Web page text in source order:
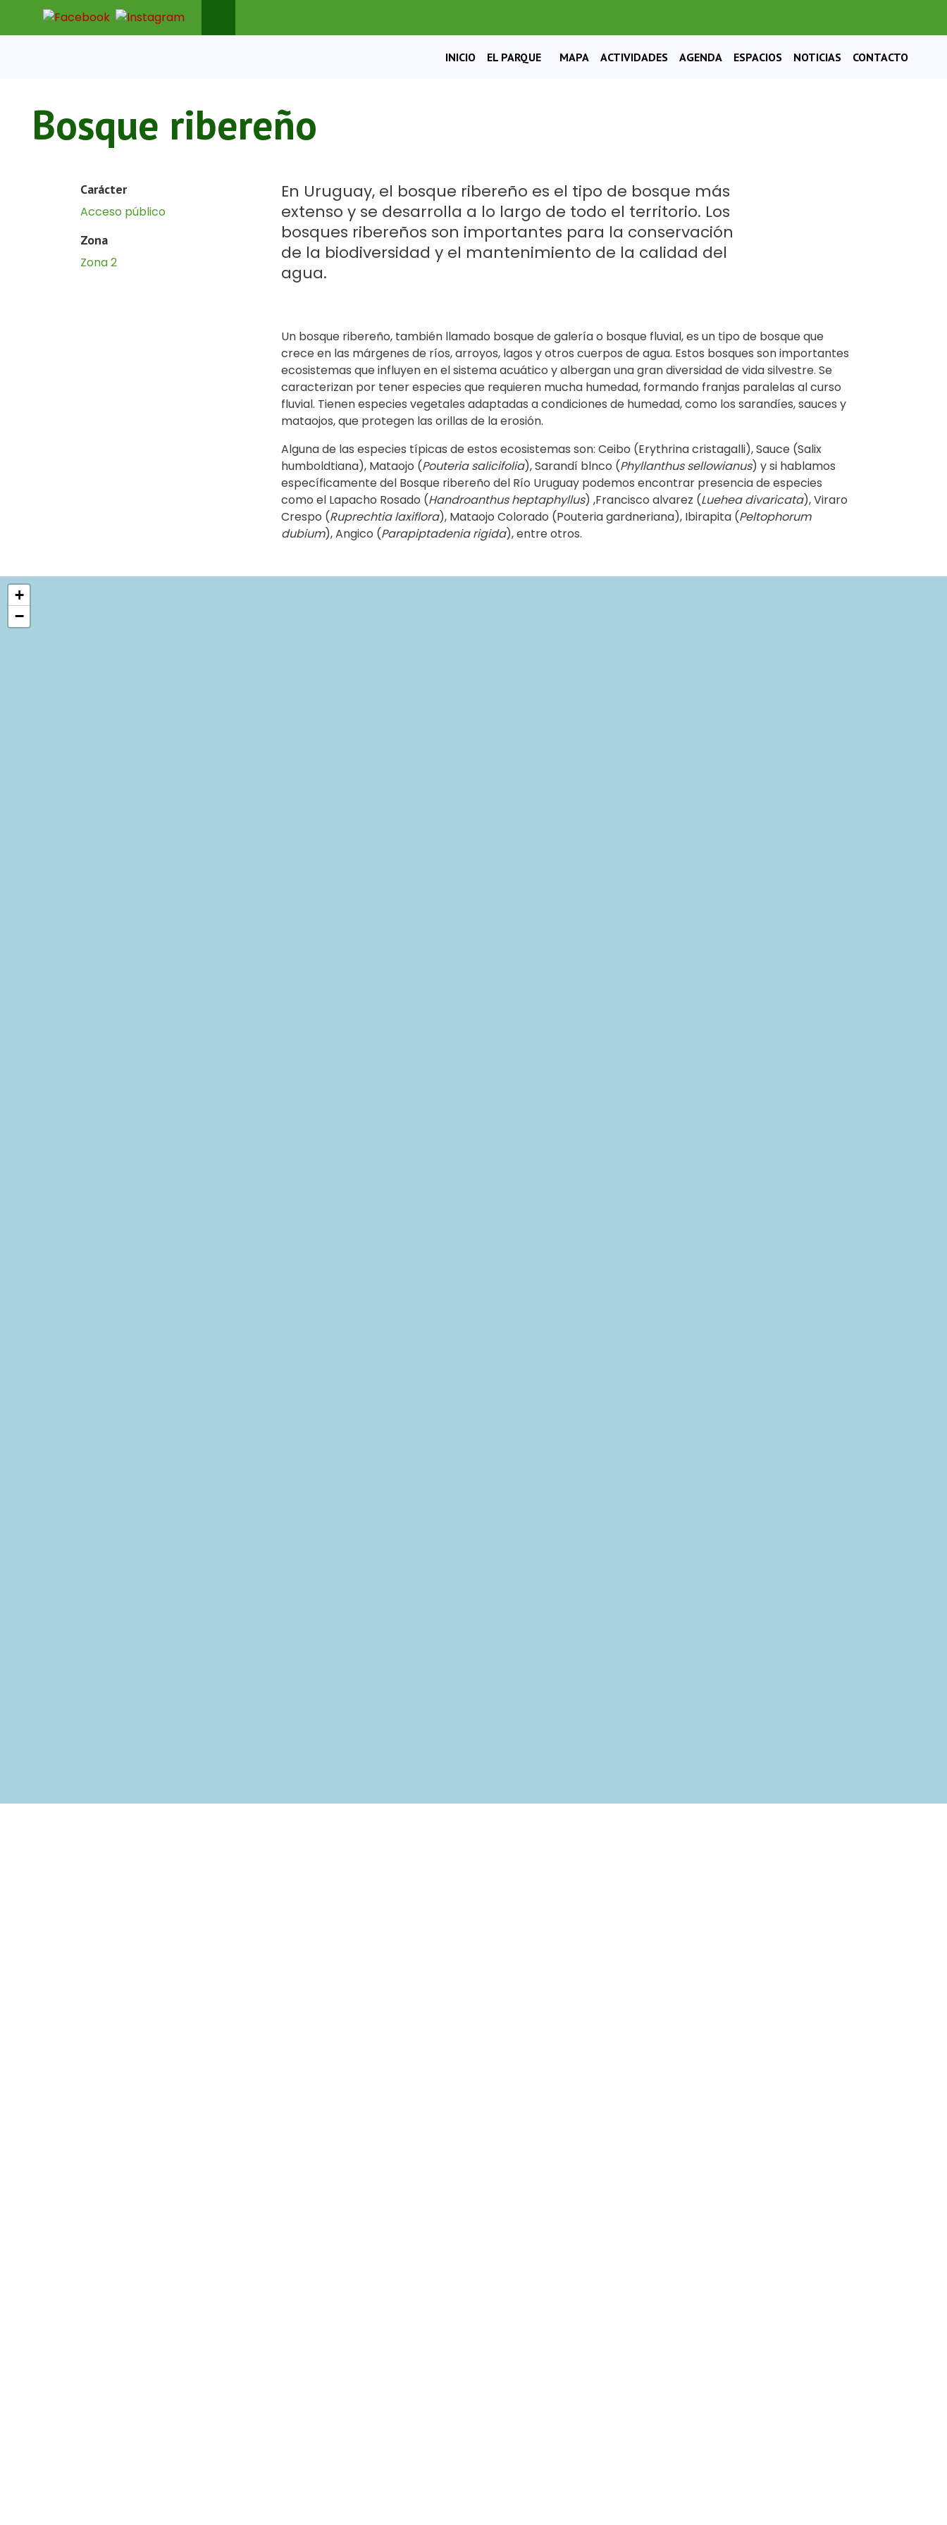
Pasar al contenido principal
INICIO EL PARQUE MAPA ACTIVIDADES AGENDA ESPACIOS NOTICIAS CONTACTO
Bosque ribereño
Carácter
Acceso público
Zona
Zona 2
En Uruguay, el bosque ribereño es el tipo de bosque más
extenso y se desarrolla a lo largo de todo el territorio. Los
bosques ribereños son importantes para la conservación
de la biodiversidad y el mantenimiento de la calidad del
agua.
Un bosque ribereño, también llamado bosque de galería o bosque fluvial, es un tipo de bosque que
crece en las márgenes de ríos, arroyos, lagos y otros cuerpos de agua. Estos bosques son importantes
ecosistemas que influyen en el sistema acuático y albergan una gran diversidad de vida silvestre. Se
caracterizan por tener especies que requieren mucha humedad, formando franjas paralelas al curso
fluvial. Tienen especies vegetales adaptadas a condiciones de humedad, como los sarandíes, sauces y
mataojos, que protegen las orillas de la erosión.
Alguna de las especies típicas de estos ecosistemas son: Ceibo (Erythrina cristagalli), Sauce (Salix
humboldtiana), Mataojo (Pouteria salicifolia), Sarandí blnco (Phyllanthus sellowianus) y si hablamos
específicamente del Bosque ribereño del Río Uruguay podemos encontrar presencia de especies
como el Lapacho Rosado (Handroanthus heptaphyllus) ,Francisco alvarez (Luehea divaricata), Viraro
Crespo (Ruprechtia laxiflora), Mataojo Colorado (Pouteria gardneriana), Ibirapita (Peltophorum
dubium), Angico (Parapiptadenia rigida), entre otros.
+
−